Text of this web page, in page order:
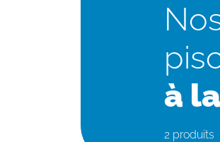
Nos alarmes pour
à
2 produits